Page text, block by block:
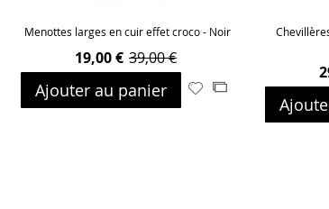
Menottes larges en cuir effet croco - Noir
19,00 € 39,00 €
Ajouter au panier
AjouterAjouter
comparateur